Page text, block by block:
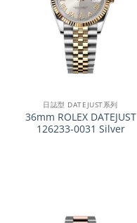
日誌型 DATEJUST系列
36mm ROLEX DATEJUST
126233-0031 Silver